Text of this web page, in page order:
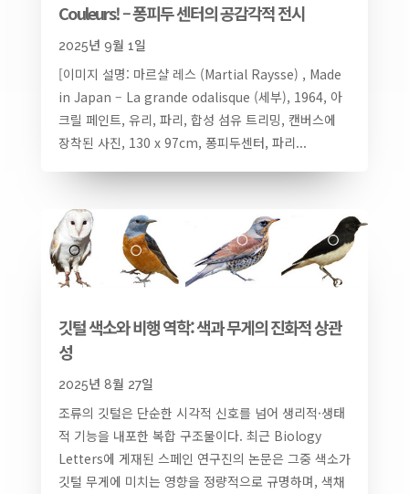
Couleurs! – 퐁피두 센터의 공감각적 전시
2025년 9월 1일
[이미지 설명: 마르샬 레스 (Martial Raysse) , Made
in Japan – La grande odalisque (세부), 1964, 아
크릴 페인트, 유리, 파리, 합성 섬유 트리밍, 캔버스에
장착된 사진, 130 x 97cm, 퐁피두센터, 파리...
깃털 색소와 비행 역학: 색과 무게의 진화적 상관
성
2025년 8월 27일
조류의 깃털은 단순한 시각적 신호를 넘어 생리적·생태
적 기능을 내포한 복합 구조물이다. 최근 Biology
Letters에 게재된 스페인 연구진의 논문은 그중 색소가
깃털 무게에 미치는 영향을 정량적으로 규명하며, 색채